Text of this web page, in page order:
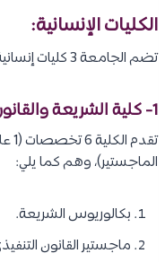
الكليات الإنسانية:
تضم الجامعة 3 كليات إنسانية، وهم كما يلي:
1- كلية الشريعة والقانون:
الماجستير)، وهم كما يلي:
بكالوريوس الشريعة.
ماجستير القانون